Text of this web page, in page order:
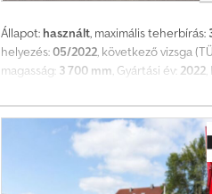
Állapot: használt, maximális teherbírás:
helyezés:05/2022, következő vizsga
magasság: 3 700 mm, Gyártási év: 2022
000 literes, AdBlue-hoz. Első
rozsdamentes acélból készült tartályos
elülső válaszfal az alsó részén zárt,
lefolyócsövön keresztül történik,
töltőnyílás/embercsapda, DN 500.
tengelyek tárcsafékekkel,